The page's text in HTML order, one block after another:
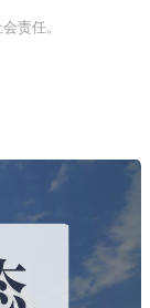
责任。